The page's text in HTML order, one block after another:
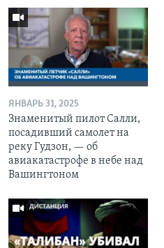
ЯНВАРЬ 31, 2025
Знаменитый пилот Салли,
посадивший самолет на
реку Гудзон, — об
авиакатастрофе в небе над
Вашингтоном